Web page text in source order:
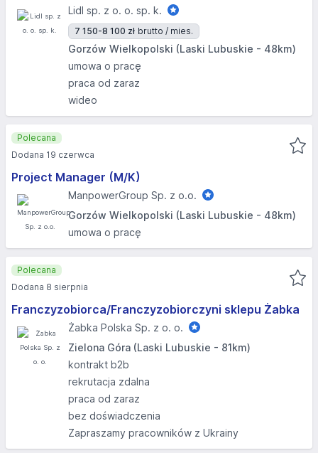
Lidl sp. z o. o. sp. k.
7 150-8 100 zł brutto / mies.
Gorzów Wielkopolski (Laski Lubuskie - 48km)
umowa o pracę
praca od zaraz
wideo
Project Manager (M/K)
ManpowerGroup Sp. z o.o.
Gorzów Wielkopolski (Laski Lubuskie - 48km)
umowa o pracę
Polecana
Dodana 19 czerwca
Franczyzobiorca/Franczyzobiorczyni sklepu Żabka
Żabka Polska Sp. z o. o.
Zielona Góra (Laski Lubuskie - 81km)
kontrakt b2b
rekrutacja zdalna
praca od zaraz
bez doświadczenia
Zapraszamy pracowników z Ukrainy
Polecana
Dodana 8 sierpnia